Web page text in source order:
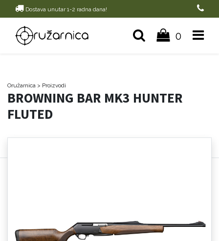
Dostava unutar 1-2 radna dana!
0
Oružarnica > Proizvodi
BROWNING BAR MK3 HUNTER
FLUTED